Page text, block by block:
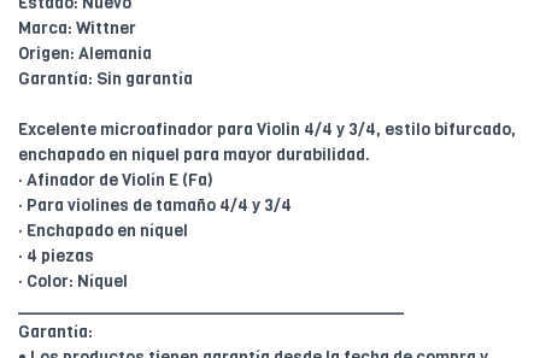
Marca: Wittner
Origen: Alemania
Garantía: Sin garantía
Excelente microafinador para Violin 4/4 y 3/4, estilo bifurcado,
enchapado en niquel para mayor durabilidad.
· Afinador de Violín E (Fa)
· Para violines de tamaño 4/4 y 3/4
· Enchapado en níquel
· 4 piezas
· Color: Níquel
________________________________________
Garantía: